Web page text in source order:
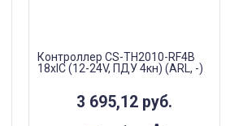
Контроллер CS-TH2010-RF4B
18xIC (12-24V, ПДУ 4кн) (ARL, -)
3 695,12 руб.